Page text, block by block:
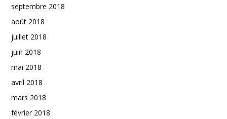
septembre 2018
août 2018
juillet 2018
juin 2018
mai 2018
avril 2018
mars 2018
février 2018